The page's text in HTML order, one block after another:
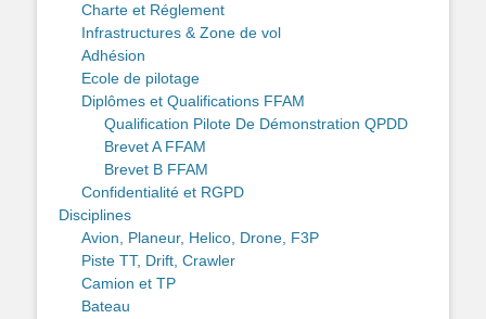
Charte et Réglement
Infrastructures & Zone de vol
Adhésion
Ecole de pilotage
Diplômes et Qualifications FFAM
Qualification Pilote De Démonstration QPDD
Brevet A FFAM
Brevet B FFAM
Confidentialité et RGPD
Disciplines
Avion, Planeur, Helico, Drone, F3P
Piste TT, Drift, Crawler
Camion et TP
Bateau